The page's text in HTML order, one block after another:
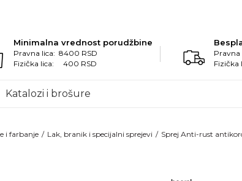
Minimalna vrednost porudžbine
Pravna lica: 8400 RSD
Fizička lica: 400 RSD
Pravna
Fizička
Katalozi i brošure
i farbanje Lak, branik i specijalni sprejevi Sprej Anti-rust